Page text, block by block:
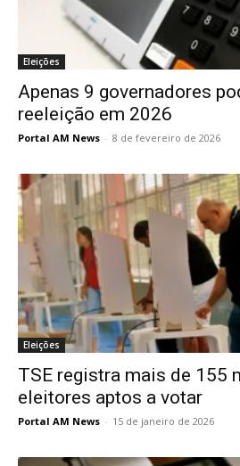
Eleições
Apenas 9 governadores
reeleição em 2026
Portal AM News - 8 de fevereiro de 2026
Eleições
TSE registra mais de 155
eleitores aptos a votar
Portal AM News - 15 de janeiro de 2026